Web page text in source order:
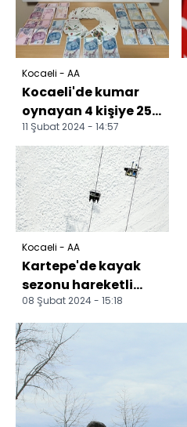
Kocaeli - AA
Kocaeli'de kumar
oynayan 4 kişiye 25
bin 700 lira ceza
verildi
11 Şubat 2024 - 14:57
Kocaeli - AA
Kartepe'de kayak
sezonu hareketli
geçiyor
08 Şubat 2024 - 15:18